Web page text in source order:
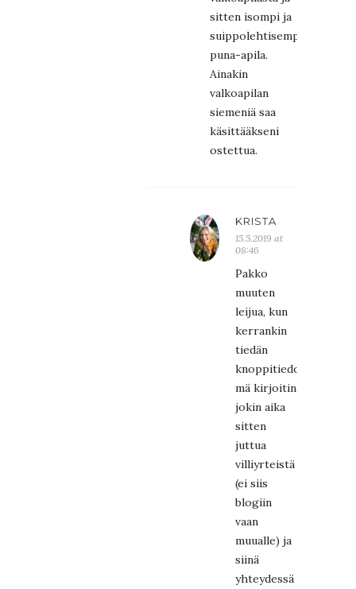
sitten isompi ja
suippolehtisempi
puna-apila.
Ainakin
valkoapilan
siemeniä saa
käsittääkseni
ostettua.
KRISTA
15.5.2019 at
08:46
Pakko
muuten
leijua, kun
kerrankin
tiedän
knoppitiedon:
mä kirjoitin
jokin aika
sitten
juttua
villiyrteistä
(ei siis
blogiin
vaan
muualle) ja
siinä
yhteydessä